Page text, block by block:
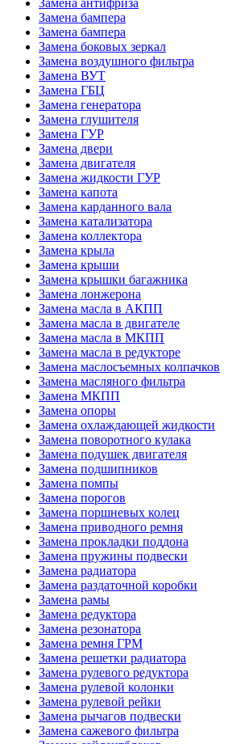
Замена антифриза
Замена бампера
Замена бампера
Замена боковых зеркал
Замена воздушного фильтра
Замена ВУТ
Замена ГБЦ
Замена генератора
Замена глушителя
Замена ГУР
Замена двери
Замена двигателя
Замена жидкости ГУР
Замена капота
Замена карданного вала
Замена катализатора
Замена коллектора
Замена крыла
Замена крыши
Замена крышки багажника
Замена лонжерона
Замена масла в АКПП
Замена масла в двигателе
Замена масла в МКПП
Замена масла в редукторе
Замена маслосъемных колпачков
Замена масляного фильтра
Замена МКПП
Замена опоры
Замена охлаждающей жидкости
Замена поворотного кулака
Замена подушек двигателя
Замена подшипников
Замена помпы
Замена порогов
Замена поршневых колец
Замена приводного ремня
Замена прокладки поддона
Замена пружины подвески
Замена радиатора
Замена раздаточной коробки
Замена рамы
Замена редуктора
Замена резонатора
Замена ремня ГРМ
Замена решетки радиатора
Замена рулевого редуктора
Замена рулевой колонки
Замена рулевой рейки
Замена рычагов подвески
Замена сажевого фильтра